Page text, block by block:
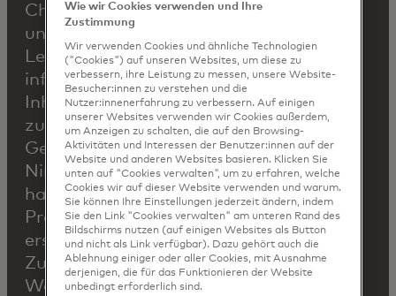
Chance, auch
unsere
Learnings in
informative
Inhalte für dich
zu verpacken.
Gemeinsam mit
Nina & Michelle
haben wir einen
Prototypen
erstellt, der die
Zukunft von
Wearables
Wie wir Cookies verwenden und Ihre
Zustimmung
Wir verwenden Cookies und ähnliche Technologien
("Cookies") auf unseren Websites, um diese zu
verbessern, ihre Leistung zu messen, unsere Website-
Besucher:innen zu verstehen und die
Nutzer:innenerfahrung zu verbessern. Auf einigen
unserer Websites verwenden wir Cookies außerdem,
um Anzeigen zu schalten, die auf den Browsing-
Aktivitäten und Interessen der Benutzer:innen auf der
Website und anderen Websites basieren. Klicken Sie
unten auf "Cookies verwalten", um zu erfahren, welche
Cookies wir auf dieser Website verwenden und warum.
Sie können Ihre Einstellungen jederzeit ändern, indem
Sie den Link "Cookies verwalten" am unteren Rand des
Bildschirms nutzen (auf einigen Websites als Button
und nicht als Link verfügbar). Dazu gehört auch die
Ablehnung einiger oder aller Cookies, mit Ausnahme
derjenigen, die für das Funktionieren der Website
unbedingt erforderlich sind.